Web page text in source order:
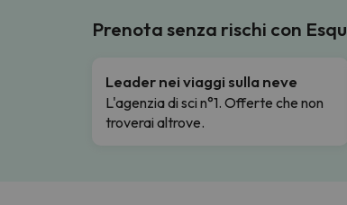
Prenota senza rischi con
Leader nei viaggi sulla neve
L'agenzia di sci n°1. Offerte che non
troverai altrove.